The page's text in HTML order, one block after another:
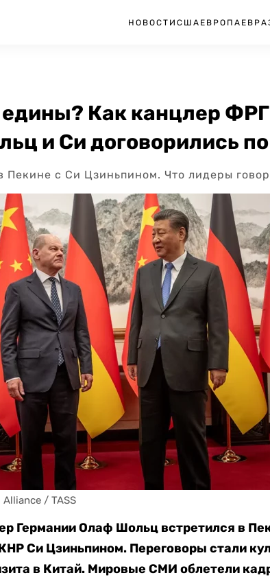
НОВОСТИ США ЕВРОПА
Как канцлер ФРГ
и Си договорились
Пекине с Си Цзиньпином. Что лидеры
/ TASS
Германии Олаф Шольц встретился в
Си Цзиньпином. Переговоры стали
в Китай. Мировые СМИ облетели